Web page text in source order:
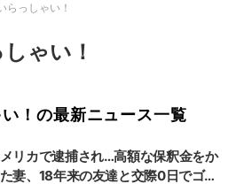
らっしゃい！
ゃい！
！の最新ニュース一覧
リカで逮捕され…高額な保釈金をか
妻、18年来の友達と交際0⽇でゴー